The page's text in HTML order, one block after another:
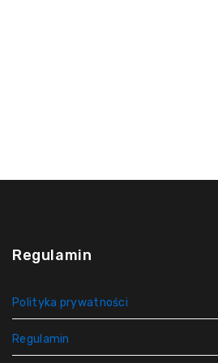
Regulamin
Polityka prywatności
Regulamin